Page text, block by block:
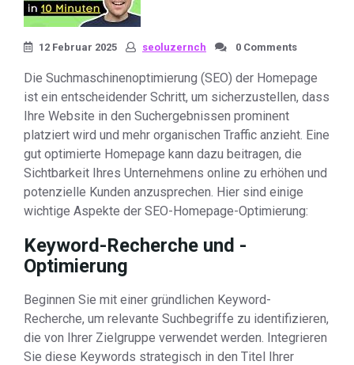
12 Februar 2025 seoluzernch 0 Comments
Die Suchmaschinenoptimierung (SEO) der Homepage
ist ein entscheidender Schritt, um sicherzustellen, dass
Ihre Website in den Suchergebnissen prominent
platziert wird und mehr organischen Traffic anzieht. Eine
gut optimierte Homepage kann dazu beitragen, die
Sichtbarkeit Ihres Unternehmens online zu erhöhen und
potenzielle Kunden anzusprechen. Hier sind einige
wichtige Aspekte der SEO-Homepage-Optimierung:
Keyword-Recherche und -
Optimierung
Beginnen Sie mit einer gründlichen Keyword-
Recherche, um relevante Suchbegriffe zu identifizieren,
die von Ihrer Zielgruppe verwendet werden. Integrieren
Sie diese Keywords strategisch in den Titel Ihrer